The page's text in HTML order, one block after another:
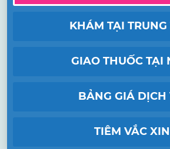
KHÁM TẠI TRUNG
GIAO THUỐC TẠI
BẢNG GIÁ DỊCH
TIÊM VẮC XIN